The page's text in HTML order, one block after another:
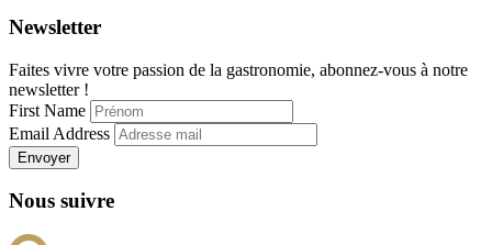
Newsletter
Faites vivre votre passion de la gastronomie, abonnez-vous à notre
newsletter !
First Name
Email Address
Envoyer
Nous suivre